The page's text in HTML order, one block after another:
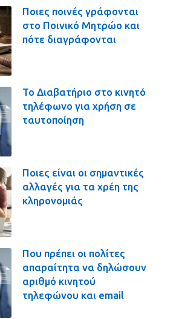
Ποιες ποινές γράφονται
στο Ποινικό Μητρώο και
πότε διαγράφονται
Το Διαβατήριο στο κινητό
τηλέφωνο για χρήση σε
ταυτοποίηση
Ποιες είναι οι σημαντικές
αλλαγές για τα χρέη της
κληρονομιάς
Που πρέπει οι πολίτες
απαραίτητα να δηλώσουν
αριθμό κινητού
τηλεφώνου και email